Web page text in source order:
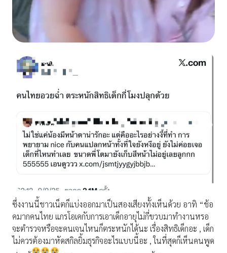
ซึ่งงานนี้ชาวเน็ตก็แบ่งออกมาเป็นสองเสียงทั้งเห็นด้วย อาทิ “ช้อ
คมากคนไทย แกรโอเคกับการเอาเด็กอายุไม่กี่ขวบมาทำงานหรอ
จะตำรวจหรือจะคนเจนไหนก็ตระหนักได้นะ เรื่องสิทธิเด็กอะ , เด็ก
ไม่ควรต้องมาหัดสกิลยิ้มธุรกิจอะไรแบบนี้อะ , ในที่สุดก็เห็นคนพูด